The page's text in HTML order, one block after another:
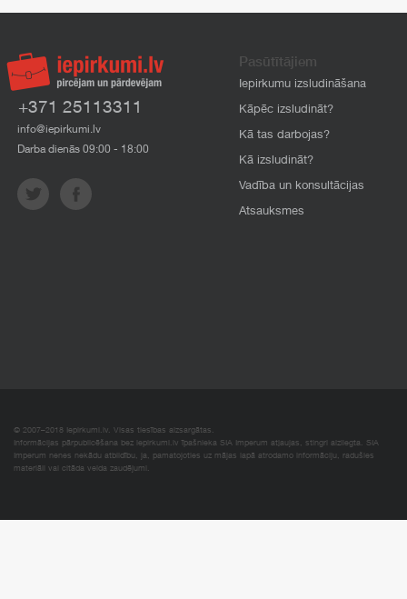
+371 25113311
info@iepirkumi.lv
Darba dienās 09:00 - 18:00
Pasūtītājiem
Iepirkumu izsludināšana
Kāpēc izsludināt?
Kā tas darbojas?
Kā izsludināt?
Vadība un konsultācijas
Atsauksmes
© 2007–2018 Iepirkumi.lv. Visas tiesības aizsargātas.
Informācijas pārpublicēšana bez iepirkumi.lv īpašnieka SIA Imperum atļaujas, stingri aizliegta. SIA
Imperum nenes nekādu atbildību, ja, pamatojoties uz mājas lapā atrodamo informāciju, radušies
materiāli vai citāda veida zaudējumi.